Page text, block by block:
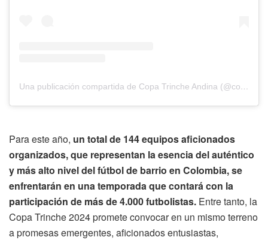
Una publicación compartida de Copa Trinche Andina (@copatrinche)
Para este año, un total de 144 equipos aficionados
organizados, que representan la esencia del auténtico
y más alto nivel del fútbol de barrio en Colombia, se
enfrentarán en una temporada que contará con la
participación de más de 4.000 futbolistas. Entre tanto, la
Copa Trinche 2024 promete convocar en un mismo terreno
a promesas emergentes, aficionados entusiastas,